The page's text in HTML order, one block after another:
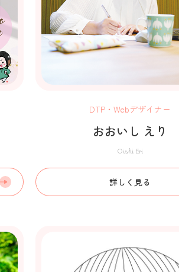
DTP・Webデザイナー
おおいし えり
Oishi Eri
詳しく見る